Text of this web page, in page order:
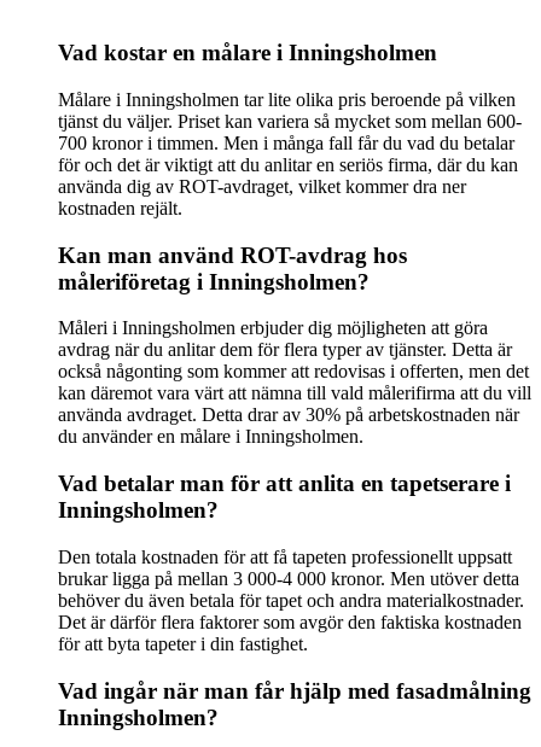
Vad kostar en målare i Inningsholmen
Målare i Inningsholmen tar lite olika pris beroende på vilken
tjänst du väljer. Priset kan variera så mycket som mellan 600-
700 kronor i timmen. Men i många fall får du vad du betalar
för och det är viktigt att du anlitar en seriös firma, där du kan
använda dig av ROT-avdraget, vilket kommer dra ner
kostnaden rejält.
Kan man använd ROT-avdrag hos
måleriföretag i Inningsholmen?
Måleri i Inningsholmen erbjuder dig möjligheten att göra
avdrag när du anlitar dem för flera typer av tjänster. Detta är
också någonting som kommer att redovisas i offerten, men det
kan däremot vara värt att nämna till vald målerifirma att du vill
använda avdraget. Detta drar av 30% på arbetskostnaden när
du använder en målare i Inningsholmen.
Vad betalar man för att anlita en tapetserare i
Inningsholmen?
Den totala kostnaden för att få tapeten professionellt uppsatt
brukar ligga på mellan 3 000-4 000 kronor. Men utöver detta
behöver du även betala för tapet och andra materialkostnader.
Det är därför flera faktorer som avgör den faktiska kostnaden
för att byta tapeter i din fastighet.
Vad ingår när man får hjälp med fasadmålning
Inningsholmen?